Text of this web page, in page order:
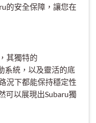
的安全保障，讓您在
其獨特的
系統，以及靈活的底
況下都能保持穩定性
可以展現出Subaru獨